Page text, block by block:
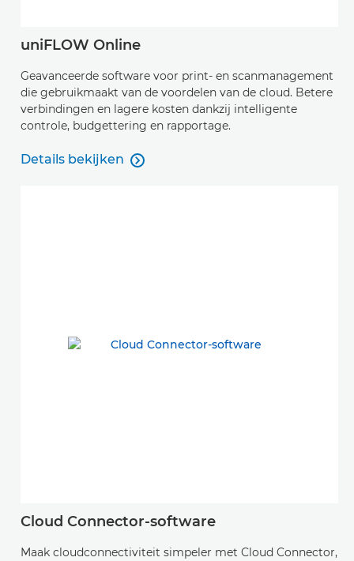
uniFLOW Online
Geavanceerde software voor print- en scanmanagement
die gebruikmaakt van de voordelen van de cloud. Betere
verbindingen en lagere kosten dankzij intelligente
controle, budgettering en rapportage.
Details bekijken
Details bekijken

Cloud Connector-software
Maak cloudconnectiviteit simpeler met Cloud Connector,